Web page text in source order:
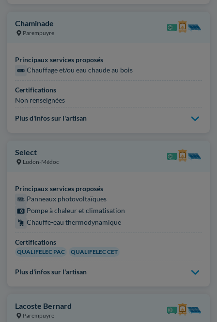
Chaminade
Parempuyre
Principaux services proposés
Chauffage et/ou eau chaude au bois
Certifications
Non renseignées
Plus d'infos sur l'artisan
Select
Ludon-Médoc
Principaux services proposés
Panneaux photovoltaïques
Pompe à chaleur et climatisation
Chauffe-eau thermodynamique
Certifications
QUALIFELEC PAC QUALIFELEC CET
Plus d'infos sur l'artisan
Lacoste Bernard
Parempuyre